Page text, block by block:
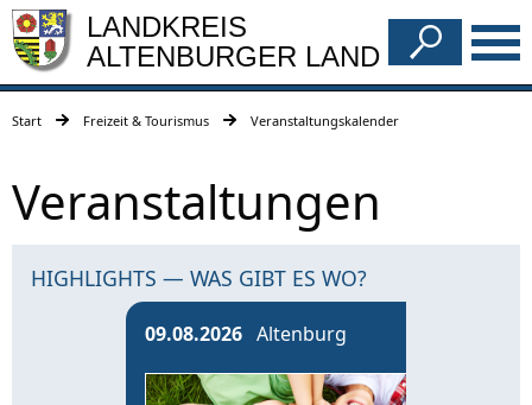
LANDKREIS
ALTENBURGER LAND
Start Freizeit & Tourismus Veranstaltungskalender
Veranstaltungen
HIGHLIGHTS — WAS GIBT ES WO?
09.08.2026 Altenburg